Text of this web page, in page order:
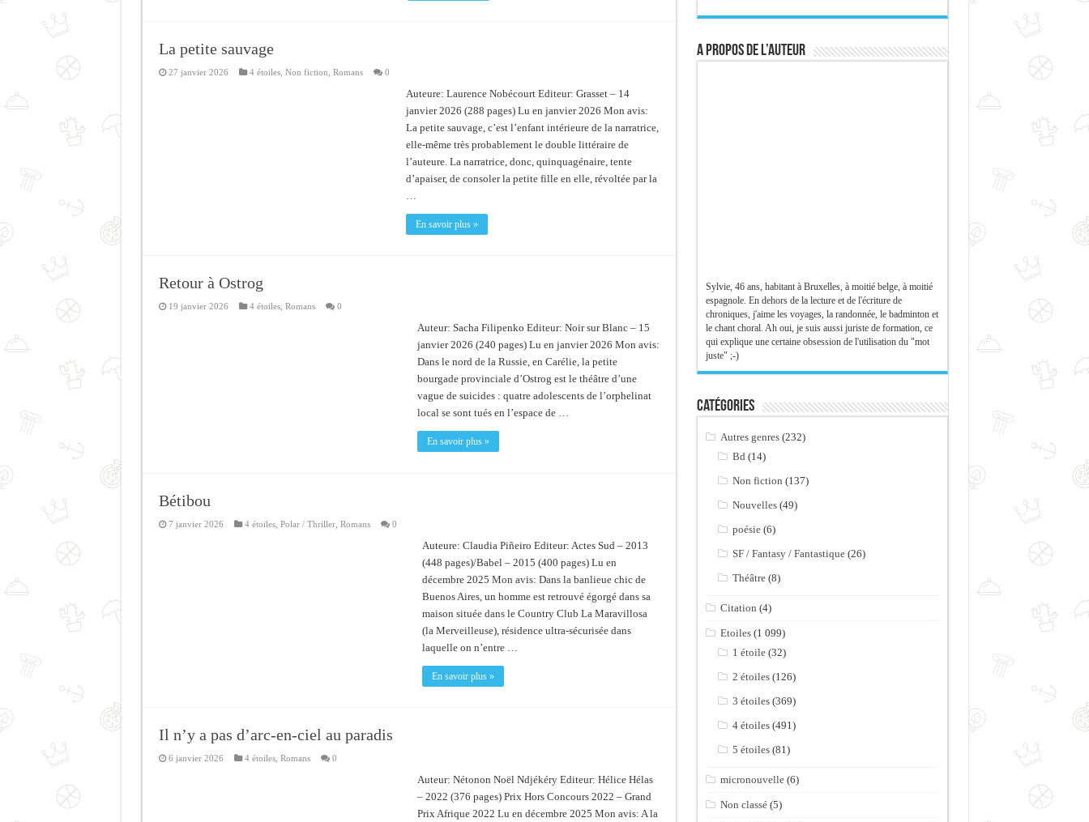
La petite sauvage
27 janvier 2026 4 étoiles, Non fiction Romans 0
Auteure: Laurence Nobécourt Editeur: Grasset – 14
janvier 2026 (288 pages) Lu en janvier 2026 Mon avis:
La petite sauvage, c’est l’enfant intérieure de la narratrice,
elle-même très probablement le double littéraire de
l’auteure. La narratrice, donc, quinquagénaire, tente
d’apaiser, de consoler la petite fille en elle, révoltée par la
…
En savoir plus »
Retour à Ostrog
19 janvier 2026 4 étoiles, Romans 0
Auteur: Sacha Filipenko Editeur: Noir sur Blanc – 15
janvier 2026 (240 pages) Lu en janvier 2026 Mon avis:
Dans le nord de la Russie, en Carélie, la petite
bourgade provinciale d’Ostrog est le théâtre d’une
vague de suicides : quatre adolescents de l’orphelinat
local se sont tués en l’espace de …
En savoir plus »
Bétibou
7 janvier 2026 4 étoiles, Polar / Thriller, Romans 0
Auteure: Claudia Piñeiro Editeur: Actes Sud – 2013
(448 pages)/Babel – 2015 (400 pages) Lu en
décembre 2025 Mon avis: Dans la banlieue chic de
Buenos Aires, un homme est retrouvé égorgé dans sa
maison située dans le Country Club La Maravillosa
(la Merveilleuse), résidence ultra-sécurisée dans
laquelle on n’entre …
En savoir plus »
Il n’y a pas d’arc-en-ciel au paradis
6 janvier 2026 4 étoiles, Romans 0
Auteur: Nétonon Noël Ndjékéry Editeur: Hélice Hélas
– 2022 (376 pages) Prix Hors Concours 2022 – Grand
Prix Afrique 2022 Lu en décembre 2025 Mon avis: A la
A propos de l’auteur
Sylvie, 46 ans, habitant à Bruxelles, à moitié belge, à moitié
espagnole. En dehors de la lecture et de l'écriture de
chroniques, j'aime les voyages, la randonnée, le badminton et
le chant choral. Ah oui, je suis aussi juriste de formation, ce
qui explique une certaine obsession de l'utilisation du "mot
juste" ;-)
Catégories
Autres genres (232)
Bd (14)
Non fiction (137)
Nouvelles (49)
poésie (6)
SF / Fantasy / Fantastique (26)
Théâtre (8)
Citation (4)
Etoiles (1 099)
1 étoile (32)
2 étoiles (126)
3 étoiles (369)
4 étoiles (491)
5 étoiles (81)
micronouvelle (6)
Non classé (5)